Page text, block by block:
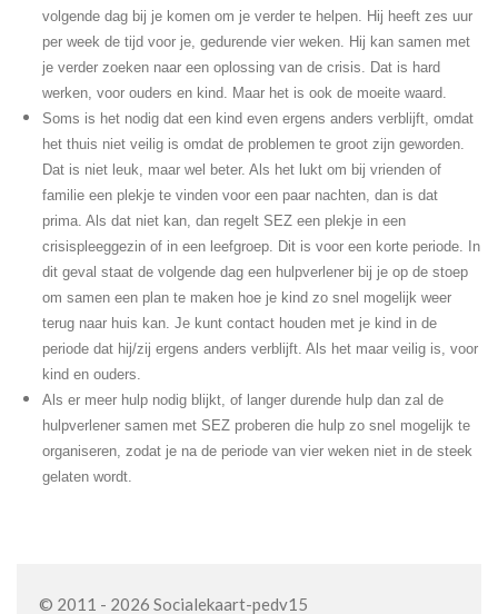
volgende dag bij je komen om je verder te helpen. Hij heeft zes uur
per week de tijd voor je, gedurende vier weken. Hij kan samen met
je verder zoeken naar een oplossing van de crisis. Dat is hard
werken, voor ouders en kind. Maar het is ook de moeite waard.
Soms is het nodig dat een kind even ergens anders verblijft, omdat
het thuis niet veilig is omdat de problemen te groot zijn geworden.
Dat is niet leuk, maar wel beter. Als het lukt om bij vrienden of
familie een plekje te vinden voor een paar nachten, dan is dat
prima. Als dat niet kan, dan regelt SEZ een plekje in een
crisispleeggezin of in een leefgroep. Dit is voor een korte periode. In
dit geval staat de volgende dag een hulpverlener bij je op de stoep
om samen een plan te maken hoe je kind zo snel mogelijk weer
terug naar huis kan. Je kunt contact houden met je kind in de
periode dat hij/zij ergens anders verblijft. Als het maar veilig is, voor
kind en ouders.
Als er meer hulp nodig blijkt, of langer durende hulp dan zal de
hulpverlener samen met SEZ proberen die hulp zo snel mogelijk te
organiseren, zodat je na de periode van vier weken niet in de steek
gelaten wordt.
© 2011 - 2026 Socialekaart-pedv15